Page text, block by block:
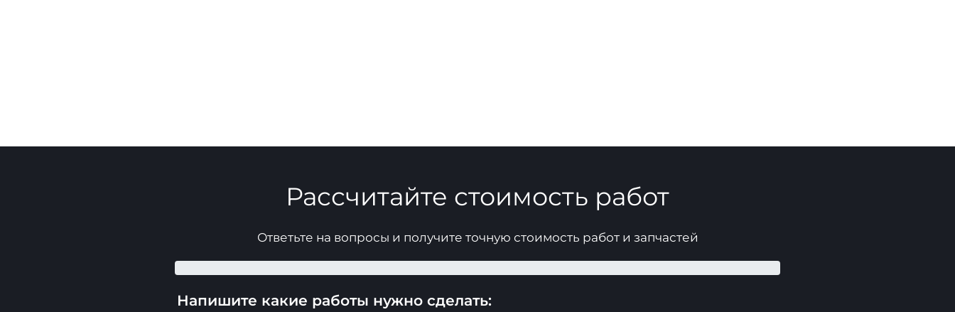
Рассчитайте стоимость работ
Ответьте на вопросы и получите точную стоимость работ и запчастей
Напишите какие работы нужно сделать: